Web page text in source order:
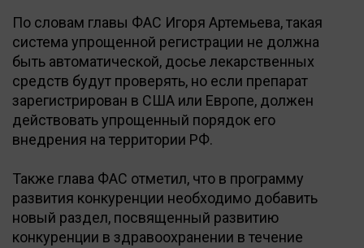
По словам главы ФАС Игоря Артемьева, такая
система упрощенной регистрации не должна
быть автоматической, досье лекарственных
средств будут проверять, но если препарат
зарегистрирован в США или Европе, должен
действовать упрощенный порядок его
внедрения на территории РФ.
Также глава ФАС отметил, что в программу
развития конкуренции необходимо добавить
новый раздел, посвященный развитию
конкуренции в здравоохранении в течение